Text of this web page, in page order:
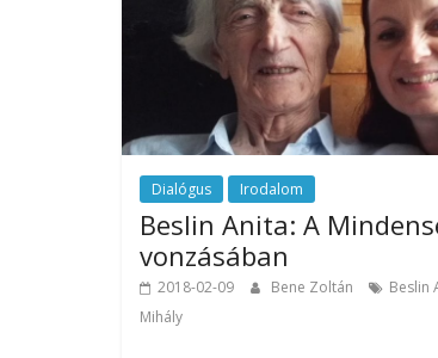
Dialógus Irodalom
Beslin Anita: A
vonzásában
2018-02-09 Bene Zoltán Beslin
Mihály